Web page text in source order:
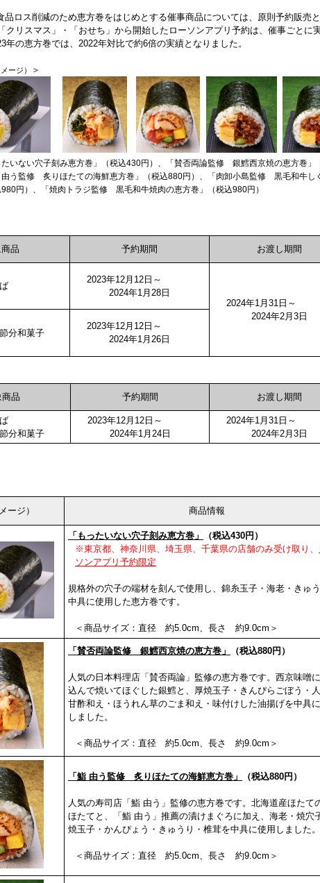
品ロス削減のため恵方巻をはじめとする催事商品については、原則予約販売
クリスマス」・「おせち」から開始したローソンアプリ予約は、催事ごとに
年の恵方巻では、2022年対比で約6倍の実績となりました。
ージ） ＞
いない穴子刻み恵方巻」（税込430円）、「賛否両論監修 銀鱈西京焼の恵方巻」
由う監修 炙りほたての海鮮恵方巻」（税込880円）、「肉卸小島監修 黒毛和牛し
円）、「焼肉トラジ監修 黒毛和牛焼肉の恵方巻」（税込980円）
品
予約期間 お渡し期間
2023年12月12日～
2024年1月28日
2024年1月31日～
2024年2月3日
分和菓子
2023年12月12日～
2024年1月26日
品
予約期間 お渡し期間
分和菓子
2023年12月12日～
2024年1月24日
2024年1月31日～
2024年2月3日
ージ）
商品情報
「もったいない穴子刻み恵方巻」
（税込430円）
※東京都、神奈川県、埼玉県、千葉県の店舗のみ受け取り、
ソンアプリ予約限定
規格外の穴子の端材を刻んで使用し、錦糸玉子・海老・きゅ
中具に使用した恵方巻です。
＜商品サイズ：直径 約5.0cm、長さ 約9.0cm＞
「賛否両論監修 銀鱈西京焼の恵方巻」 （税込880円）
人気の日本料理店「賛否両論」監修の恵方巻です。西京味噌
込んで焼いてほぐした銀鱈と、厚焼玉子・きんぴらごぼう・
甘酢和え・ほうれん草のごま和え・味付けした油揚げを中具
しました。
＜商品サイズ：直径 約5.0cm、長さ 約9.0cm＞
「鮨 由う監修 炙りほたての海鮮恵方巻」 （税込880円）
人気の寿司店「鮨 由う」監修の恵方巻です。北海道産ほたて
ほたてと、「鮨 由う」推薦の漬けまぐろに加え、海老・焼穴
焼玉子・かんぴょう・きゅうり・椎茸を中具に使用しました。
＜商品サイズ：直径 約5.0cm、長さ 約9.0cm＞